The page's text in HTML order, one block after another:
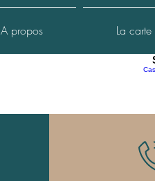
A propos La carte